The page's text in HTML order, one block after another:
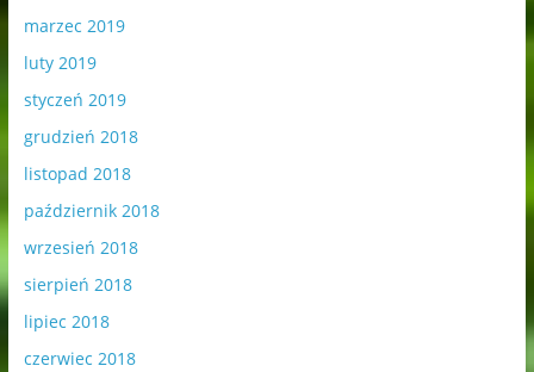
marzec 2019
luty 2019
styczeń 2019
grudzień 2018
listopad 2018
październik 2018
wrzesień 2018
sierpień 2018
lipiec 2018
czerwiec 2018